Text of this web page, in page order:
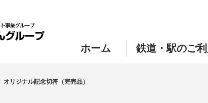
ホーム 鉄道・駅のご
オリジナル記念切符（完売品）